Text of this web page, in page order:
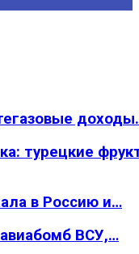
турецкие
в Россию и…
ВСУ,…